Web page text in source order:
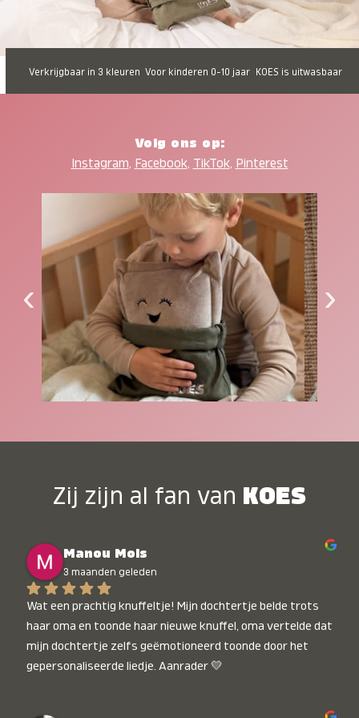
Verkrijgbaar in 3 kleuren Voor kinderen 0-10 jaar KOES is uitwasbaar
Volg ons op:
Instagram, Facebook, TikTok, Pinterest
‹ ›
Zij zijn al fan van KOES
Manou Mols
3 maanden geleden
Wat een prachtig knuffeltje! Mijn dochtertje belde trots
haar oma en toonde haar nieuwe knuffel, oma vertelde dat
mijn dochtertje zelfs geëmotioneerd toonde door het
gepersonaliseerde liedje. Aanrader 💛